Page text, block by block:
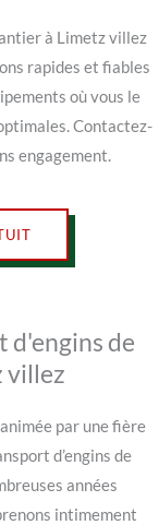
à Limetz villez
rapides et fiables
où vous le
Contactez-
engagement.
d'engins de
villez
par une fière
d’engins de
années
intimement